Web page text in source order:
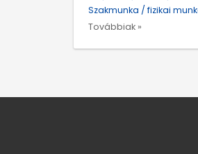
Szakmunka / fizikai
Továbbiak »